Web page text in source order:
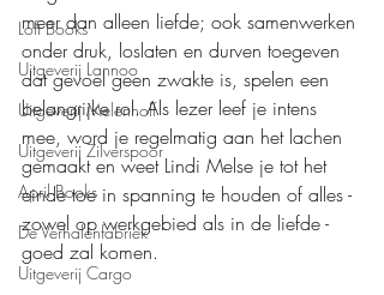
Loft Books
Uitgeverij Lannoo
Uitgeverij Melenhoff
Uitgeverij Zilverspoor
April Books
De Verhalenfabriek
Uitgeverij Cargo
meer dan alleen liefde; ook samenwerken
onder druk, loslaten en durven toegeven
dat gevoel geen zwakte is, spelen een
belangrijke rol. Als lezer leef je intens
mee, word je regelmatig aan het lachen
gemaakt en weet Lindi Melse je tot het
einde toe in spanning te houden of alles -
zowel op werkgebied als in de liefde -
goed zal komen.